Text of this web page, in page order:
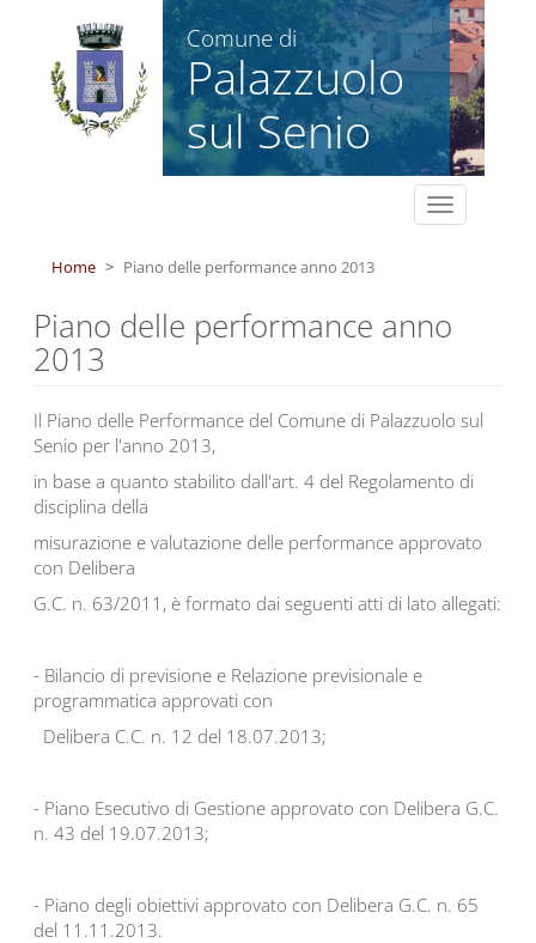
Salta al contenuto principale
Comune di
Palazzuolo
sul Senio
Toggle
navigation
Home
Piano delle performance anno 2013
Piano delle performance anno
2013
Il Piano delle Performance del Comune di Palazzuolo sul
Senio per l'anno 2013,
in base a quanto stabilito dall'art. 4 del Regolamento di
disciplina della
misurazione e valutazione delle performance approvato
con Delibera
G.C. n. 63/2011, è formato dai seguenti atti di lato allegati:
- Bilancio di previsione e Relazione previsionale e
programmatica approvati con
Delibera C.C. n. 12 del 18.07.2013;
- Piano Esecutivo di Gestione approvato con Delibera G.C.
n. 43 del 19.07.2013;
- Piano degli obiettivi approvato con Delibera G.C. n. 65
del 11.11.2013.